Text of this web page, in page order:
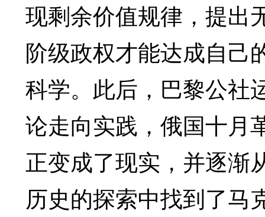
现剩余价值规律，提出
阶级政权才能达成自己
科学。此后，巴黎公社
论走向实践，俄国十月
正变成了现实，并逐渐
历史的探索中找到了马